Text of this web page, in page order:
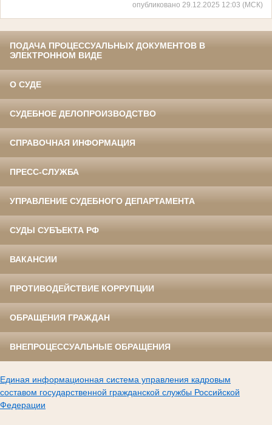
опубликовано 29.12.2025 12:03 (МСК)
ПОДАЧА ПРОЦЕССУАЛЬНЫХ ДОКУМЕНТОВ В
ЭЛЕКТРОННОМ ВИДЕ
О СУДЕ
СУДЕБНОЕ ДЕЛОПРОИЗВОДСТВО
СПРАВОЧНАЯ ИНФОРМАЦИЯ
ПРЕСС-СЛУЖБА
УПРАВЛЕНИЕ СУДЕБНОГО ДЕПАРТАМЕНТА
СУДЫ СУБЪЕКТА РФ
ВАКАНСИИ
ПРОТИВОДЕЙСТВИЕ КОРРУПЦИИ
ОБРАЩЕНИЯ ГРАЖДАН
ВНЕПРОЦЕССУАЛЬНЫЕ ОБРАЩЕНИЯ
Единая информационная система управления кадровым
составом государственной гражданской службы Российской
Федерации